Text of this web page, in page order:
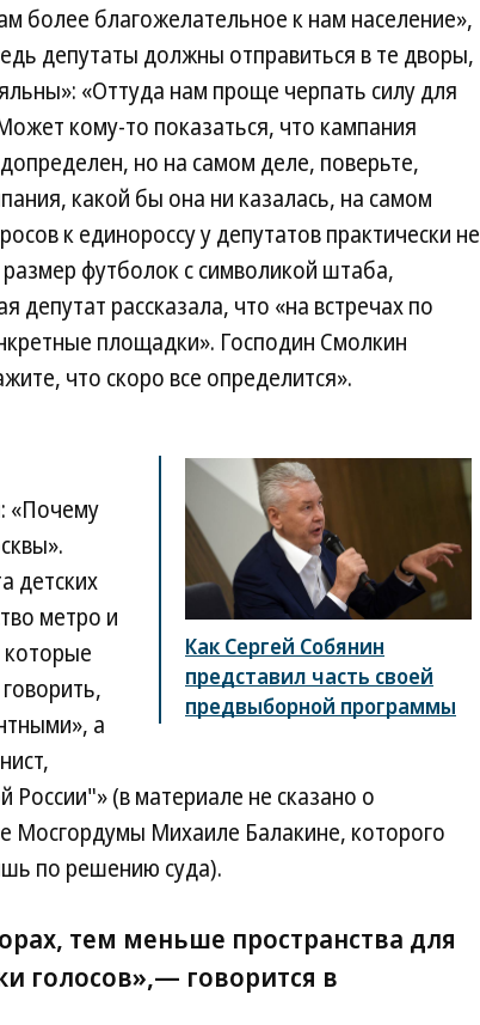
более благожелательное к нам население»,
депутаты должны отправиться в те дворы,
«Оттуда нам проще черпать силу для
кому-то показаться, что кампания
но на самом деле, поверьте,
какой бы она ни казалась, на самом
к единороссу у депутатов практически не
футболок с символикой штаба,
рассказала, что «на встречах по
площадки». Господин Смолкин
что скоро все определится».
Как Сергей Собянин
представил часть своей
предвыборной программы
«Почему
детских
метро и
которые
а
(в материале не сказано о
Мосгордумы Михаиле Балакине, которого
по решению суда).
тем меньше пространства для
голосов»,— говорится в